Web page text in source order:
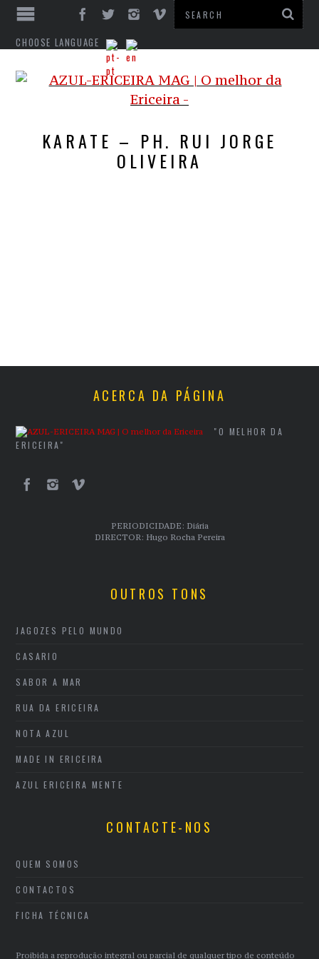
CHOOSE LANGUAGE
KARATE – PH. RUI JORGE
OLIVEIRA
ACERCA DA PÁGINA
"O MELHOR DA
ERICEIRA"
PERIODICIDADE: Diária
DIRECTOR: Hugo Rocha Pereira
OUTROS TONS
JAGOZES PELO MUNDO
CASARIO
SABOR A MAR
RUA DA ERICEIRA
NOTA AZUL
MADE IN ERICEIRA
AZUL ERICEIRA MENTE
CONTACTE-NOS
QUEM SOMOS
CONTACTOS
FICHA TÉCNICA
Proibida a reprodução integral ou parcial de qualquer tipo de conteúdo